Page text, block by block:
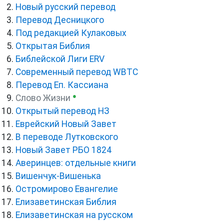
Новый русский перевод
Перевод Десницкого
Под редакцией Кулаковых
Открытая Библия
Библейской Лиги ERV
Cовременный перевод WBTC
Перевод Еп. Кассиана
Слово Жизни ●
Открытый перевод НЗ
Еврейский Новый Завет
В переводе Лутковского
Новый Завет РБО 1824
Аверинцев: отдельные книги
Вишенчук-Вишенька
Остромирово Евангелие
Елизаветинская Библия
Елизаветинская на русском